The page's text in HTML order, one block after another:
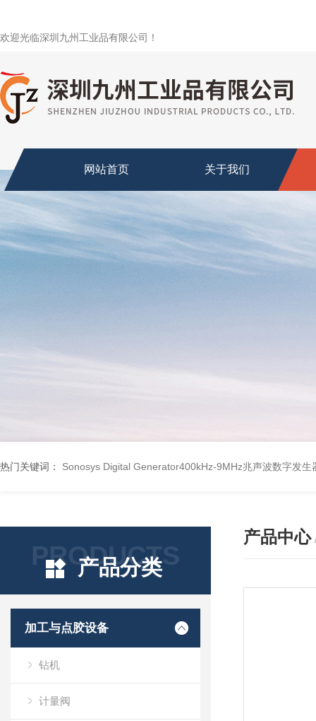
欢迎光临深圳九州工业品有限公司！
网站首页 关于我们
热门关键词： Sonosys Digital Generator400kHz-9MHz兆声波数字发生
PRODUCTS
产品分类
加工与点胶设备
钻机
计量阀
产品中心